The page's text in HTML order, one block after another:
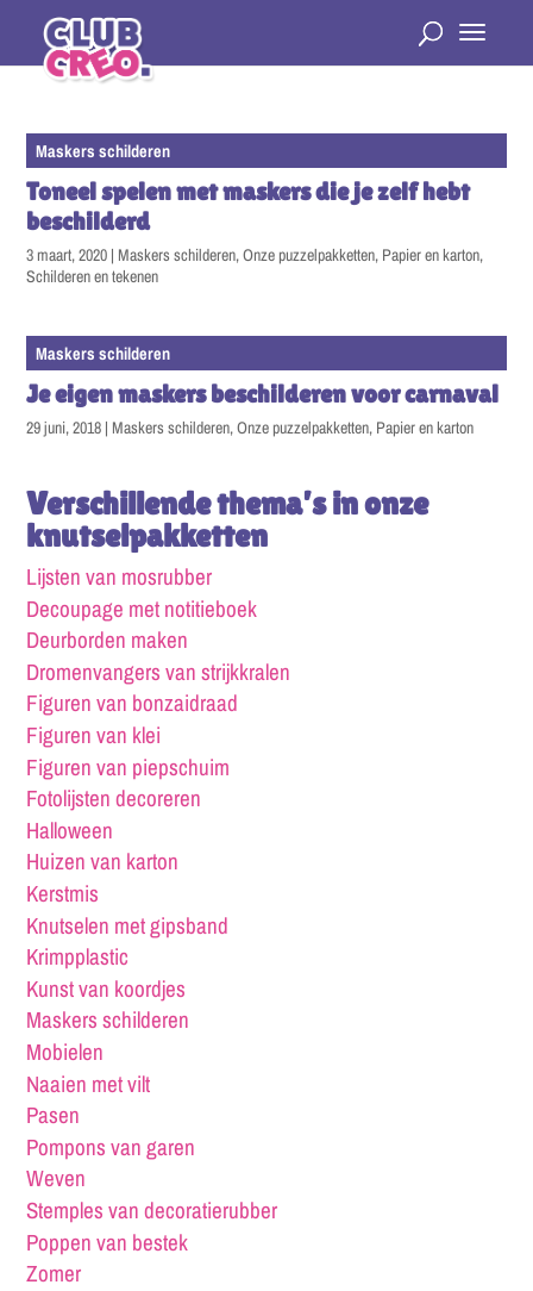
Maskers schilderen
Toneel spelen met maskers die je zelf hebt
beschilderd
3 maart, 2020 | Maskers schilderen,Onze puzzelpakketten, Papier en karton,
Schilderen en tekenen
Maskers schilderen
Je eigen maskers beschilderen voor carnaval
29 juni, 2018 | Maskers schilderen,Onze puzzelpakketten, Papier en karton
Verschillende thema’s in onze
knutselpakketten
Lijsten van mosrubber
Decoupage met notitieboek
Deurborden maken
Dromenvangers van strijkkralen
Figuren van bonzaidraad
Figuren van klei
Figuren van piepschuim
Fotolijsten decoreren
Halloween
Huizen van karton
Kerstmis
Knutselen met gipsband
Krimpplastic
Kunst van koordjes
Maskers schilderen
Mobielen
Naaien met vilt
Pasen
Pompons van garen
Weven
Stemples van decoratierubber
Poppen van bestek
Zomer